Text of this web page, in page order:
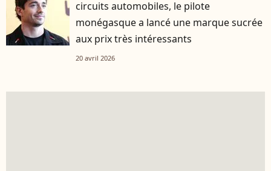
circuits automobiles, le pilote
monégasque a lancé une marque sucrée
aux prix très intéressants
20 avril 2026